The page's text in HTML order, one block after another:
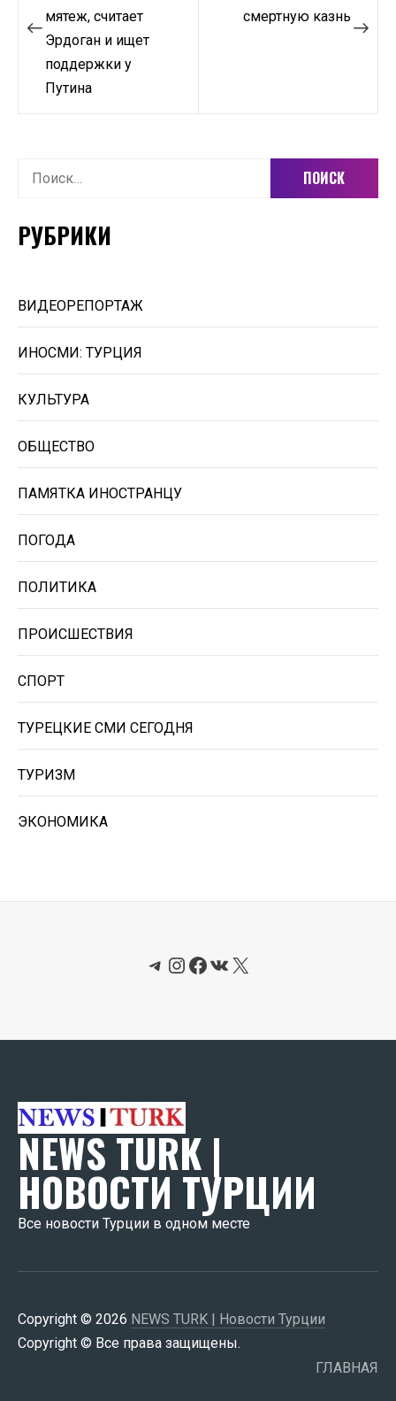
записям
мятеж, считает
Эрдоган и ищет
поддержки у
Путина
смертную казнь
Найти:
РУБРИКИ
ВИДЕОРЕПОРТАЖ
ИНОСМИ: ТУРЦИЯ
КУЛЬТУРА
ОБЩЕСТВО
ПАМЯТКА ИНОСТРАНЦУ
ПОГОДА
ПОЛИТИКА
ПРОИСШЕСТВИЯ
СПОРТ
ТУРЕЦКИЕ СМИ СЕГОДНЯ
ТУРИЗМ
ЭКОНОМИКА
Telegram
Instagram
Facebook
ВКонтакте
X
NEWS TURK |
НОВОСТИ ТУРЦИИ
Все новости Турции в одном месте
Copyright © 2026 NEWS TURK | Новости Турции
Copyright © Все права защищены.
ГЛАВНАЯ